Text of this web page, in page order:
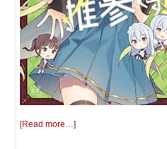
[Read more…]